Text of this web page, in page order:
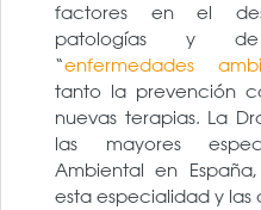
factores en el
patologías y de
“enfermedades
tanto la prevención
nuevas terapias. La
las mayores
Ambiental en
esta especialidad y